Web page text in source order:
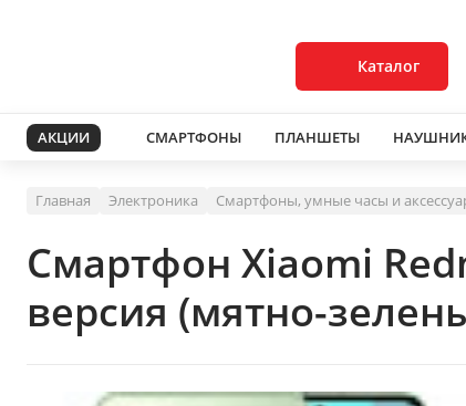
Каталог
АКЦИИ СМАРТФОНЫ ПЛАНШЕТЫ
Главная Электроника Смартфоны, умные часы и
Смартфон Xiaomi
версия (мятно-